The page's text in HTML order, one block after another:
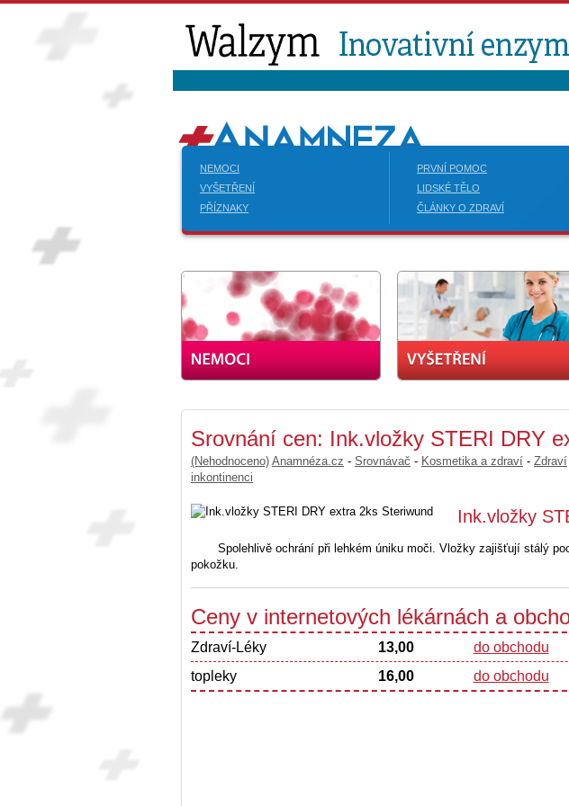
NEMOCI
VYŠETŘENÍ
PŘÍZNAKY
PRVNÍ POMOC
LIDSKÉ TĚLO
ČLÁNKY O ZDRAVÍ
Srovnání cen: Ink.vložky STERI DRY
(Nehodnoceno) Anamnéza.cz - Srovnávač - Kosmetika a zdraví - Zdraví
inkontinenci
Ink.vložky
Spolehlivě ochrání při lehkém úniku moči. Vložky zajišťují stálý
pokožku.
Ceny v internetových lékárnách a
Zdraví-Léky 13,00
do obchodu
topleky
16,00 do obchodu